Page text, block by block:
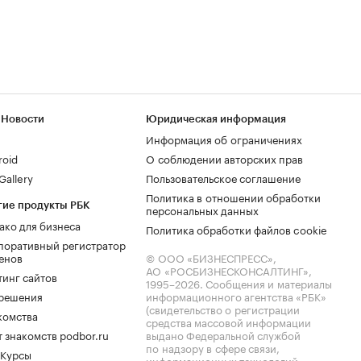
продукты РБК
для бизнеса
регистратор
сайтов
знакомств podbor.ru
Юридическая информация
Информация об ограничениях
О соблюдении авторских прав
Пользовательское соглашение
Политика в отношении обработки
персональных данных
Политика обработки файлов cookie
© ООО «БИЗНЕСПРЕСС»,
АО «РОСБИЗНЕСКОНСАЛТИНГ»,
1995–2026. Сообщения и материалы
информационного агентства «РБК»
(свидетельство о регистрации
средства массовой информации
выдано Федеральной службой
по надзору в сфере связи,